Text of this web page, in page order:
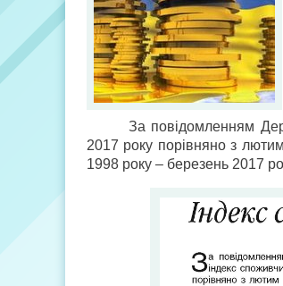
За повідомленням
2017 року порівняно з
1998 року – березень 2017